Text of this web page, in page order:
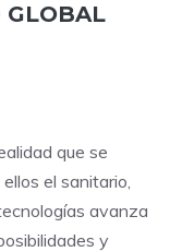
GLOBAL
que se
el sanitario,
avanza
y